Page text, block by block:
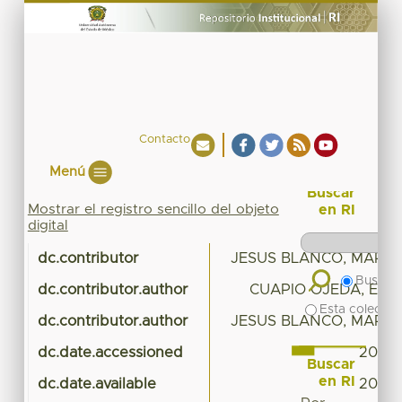
Contacto
Menú
Mostrar el registro sencillo del objeto
digital
dc.contributor JESUS BLANCO, MARIA
dc.contributor.author CUAPIO OJEDA,
dc.contributor.author JESUS BLANCO, MARIA
dc.date.accessioned 2017-
dc.date.available 2017-
Buscar
en RI
Buscar
Esta
Buscar
en RI